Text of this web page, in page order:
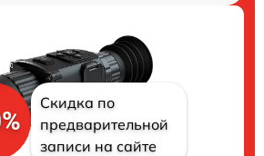
Скидка по
предварительной
записи на сайте